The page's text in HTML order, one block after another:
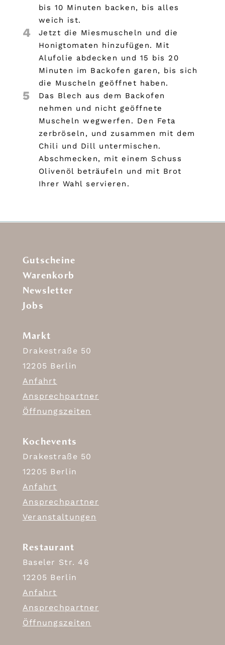
bis 10 Minuten backen, bis alles
weich ist.
4
Jetzt die Miesmuscheln und die
Honigtomaten hinzufügen. Mit
Alufolie abdecken und 15 bis 20
Minuten im Backofen garen, bis sich
die Muscheln geöffnet haben.
5
Das Blech aus dem Backofen
nehmen und nicht geöffnete
Muscheln wegwerfen. Den Feta
zerbröseln, und zusammen mit dem
Chili und Dill untermischen.
Abschmecken, mit einem Schuss
Olivenöl beträufeln und mit Brot
Ihrer Wahl servieren.
Gutscheine
Warenkorb
Newsletter
Jobs
Markt
Drakestraße 50
12205 Berlin
Anfahrt
Ansprechpartner
Öffnungszeiten
Kochevents
Drakestraße 50
12205 Berlin
Anfahrt
Ansprechpartner
Veranstaltungen
Restaurant
Baseler Str. 46
12205 Berlin
Anfahrt
Ansprechpartner
Öffnungszeiten